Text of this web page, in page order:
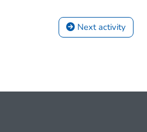
Next activity